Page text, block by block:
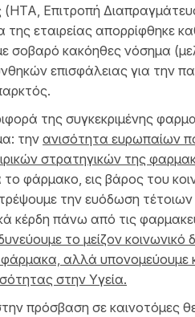
(ΗΤΑ, Επιτροπή
εταιρείας απορρίφθηκε
σοβαρό κακόηθες νόσημα
επισφάλειας για
της συγκεκριμένης
την ανισότητα ευρωπαίων
στρατηγικών της
το φάρμακο, εις βάρος του
την ευόδωση
κέρδη πάνω από τις
το μείζον
αλλά υπονομεύουμε
στην Υγεία.
πρόσβαση σε καινοτόμες